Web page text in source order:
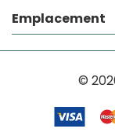
Emplacement
©